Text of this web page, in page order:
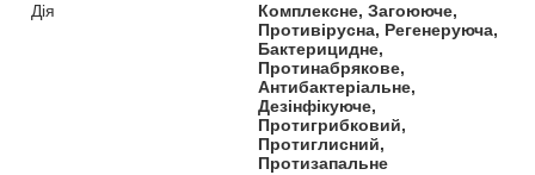
Дія
Комплексне, Загоююче,
Противірусна, Регенеруюча,
Бактерицидне,
Протинабрякове,
Антибактеріальне,
Дезінфікуюче,
Протигрибковий,
Протиглисний,
Протизапальне